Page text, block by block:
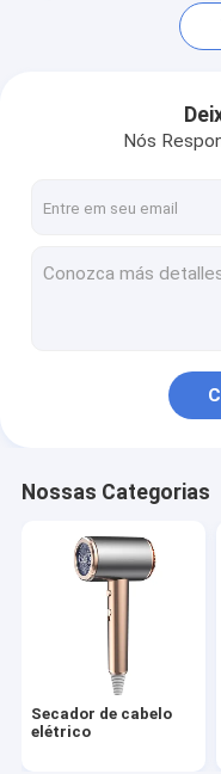
Aquecedor de
Encrespador de
Secador de
Estilizador de
Nós
Nossas Categorias
Secador de cabelo
elétrico